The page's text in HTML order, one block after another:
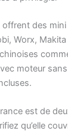
des
Worx,
moteur
est de
qu’elle